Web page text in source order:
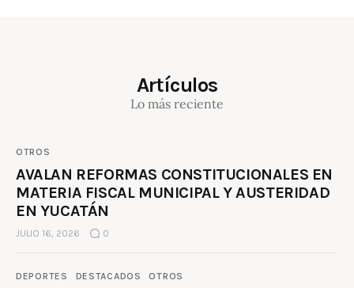
Artículos
Lo más reciente
OTROS
AVALAN REFORMAS CONSTITUCIONALES EN
MATERIA FISCAL MUNICIPAL Y AUSTERIDAD
EN YUCATÁN
JULIO 16, 2026 0
DEPORTES DESTACADOS OTROS